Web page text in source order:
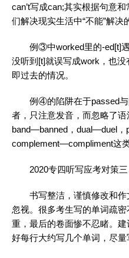
can’t写成can;其实根据句意
们解决现实生活中“不能”解决
例③中worked里的-ed[t]遇
没听到[t]就误写成work，也
即过去的情况。
例④的陷阱在于passed与
者，只注意发音，而忽略了
band—banned，dual—duel
complement—compliment这
2020专四听写应考对策三
书写整洁，谨慎修改和作
忽视。很多考生写的单词疏
重，最后的卷面惨不忍睹。
好每行大约写几个单词 ，尽